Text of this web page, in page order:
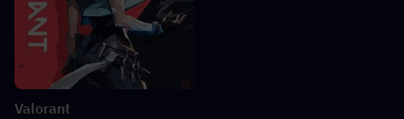
Valorant